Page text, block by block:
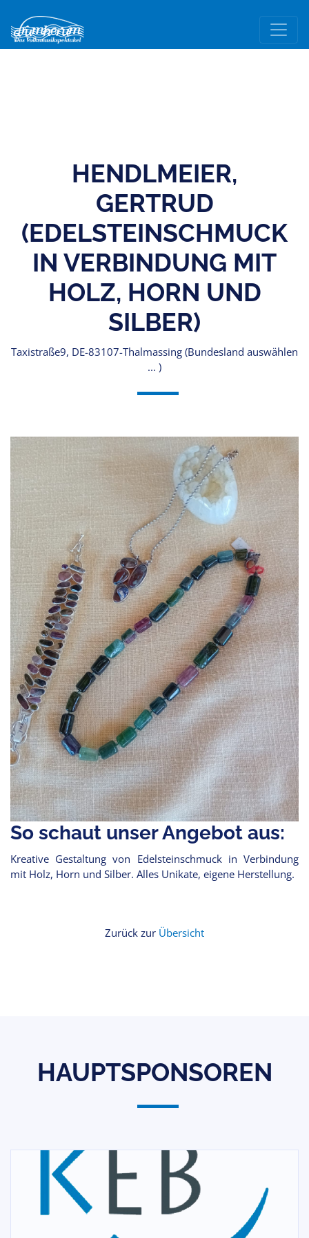
HENDLMEIER,
GERTRUD
(EDELSTEINSCHMUCK
IN VERBINDUNG MIT
HOLZ, HORN UND
SILBER)
Taxistraße9, DE-83107-Thalmassing (Bundesland auswählen
... )
So schaut unser Angebot aus:
Kreative Gestaltung von Edelsteinschmuck in Verbindung
mit Holz, Horn und Silber. Alles Unikate, eigene Herstellung.
Zurück zur Übersicht
HAUPTSPONSOREN